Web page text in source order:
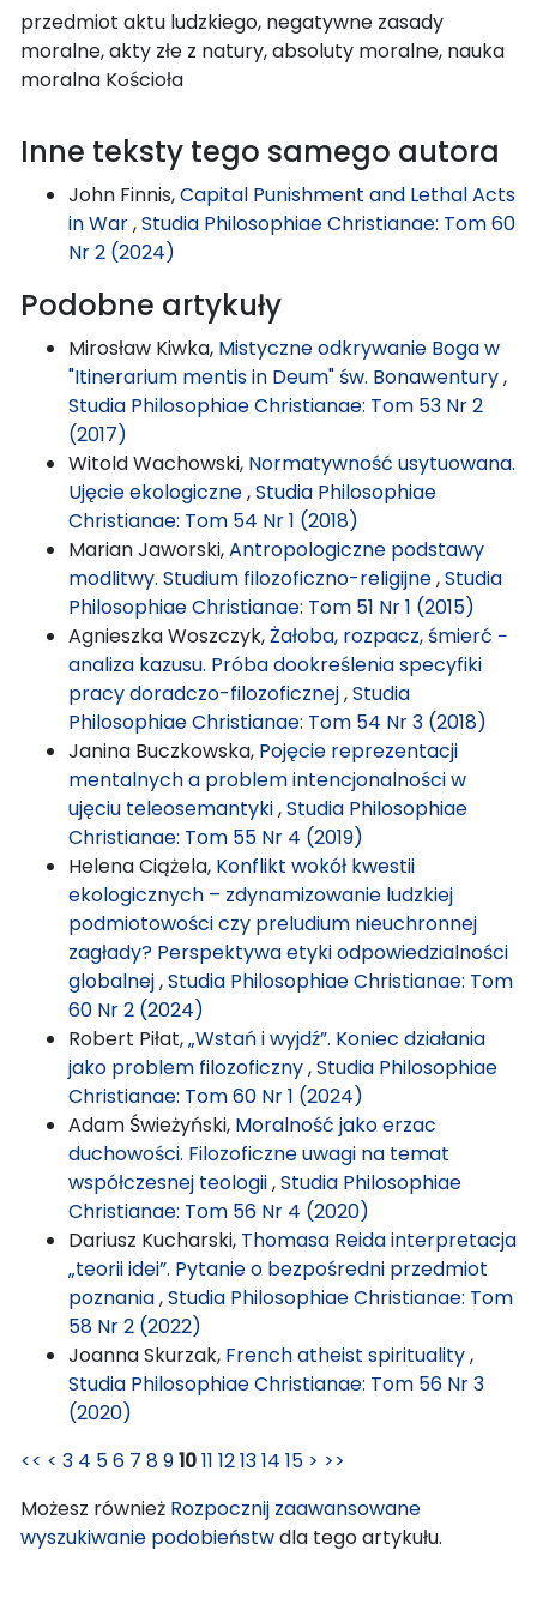
przedmiot aktu ludzkiego, negatywne zasady
moralne, akty złe z natury, absoluty moralne, nauka
moralna Kościoła
Inne teksty tego samego autora
John Finnis,Capital Punishment and Lethal Acts
in War,Studia Philosophiae Christianae: Tom 60
Nr 2 (2024)
Podobne artykuły
Mirosław Kiwka, Mistyczne odkrywanie Boga w
"Itinerarium mentis in Deum" św. Bonawentury,
Studia Philosophiae Christianae: Tom 53 Nr 2
(2017)
Witold Wachowski, Normatywność usytuowana.
Ujęcie ekologiczne,Studia Philosophiae
Christianae: Tom 54 Nr 1 (2018)
Marian Jaworski,Antropologiczne podstawy
modlitwy. Studium filozoficzno-religijne,Studia
Philosophiae Christianae: Tom 51 Nr 1 (2015)
Agnieszka Woszczyk,Żałoba, rozpacz, śmierć −
analiza kazusu. Próba dookreślenia specyfiki
pracy doradczo-filozoficznej,Studia
Philosophiae Christianae: Tom 54 Nr 3 (2018)
Janina Buczkowska, Pojęcie reprezentacji
mentalnych a problem intencjonalności w
ujęciu teleosemantyki,Studia Philosophiae
Christianae: Tom 55 Nr 4 (2019)
Helena Ciążela, Konflikt wokół kwestii
ekologicznych – zdynamizowanie ludzkiej
podmiotowości czy preludium nieuchronnej
zagłady? Perspektywa etyki odpowiedzialności
globalnej,Studia Philosophiae Christianae: Tom
60 Nr 2 (2024)
Robert Piłat,„Wstań i wyjdź”. Koniec działania
jako problem filozoficzny,Studia Philosophiae
Christianae: Tom 60 Nr 1 (2024)
Adam Świeżyński, Moralność jako erzac
duchowości. Filozoficzne uwagi na temat
współczesnej teologii,Studia Philosophiae
Christianae: Tom 56 Nr 4 (2020)
Dariusz Kucharski, Thomasa Reida interpretacja
„teorii idei”. Pytanie o bezpośredni przedmiot
poznania,Studia Philosophiae Christianae: Tom
58 Nr 2 (2022)
Joanna Skurzak, French atheist spirituality,
Studia Philosophiae Christianae: Tom 56 Nr 3
(2020)
<< < 3 4 56 7 891011 121314 15 > >>
Możesz również Rozpocznij zaawansowane
wyszukiwanie podobieństwdla tego artykułu.